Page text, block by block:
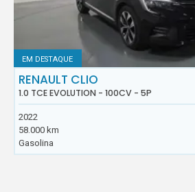
EM DESTAQUE
RENAULT CLIO
1.0 TCE EVOLUTION - 100CV - 5P
2022
58.000 km
Gasolina